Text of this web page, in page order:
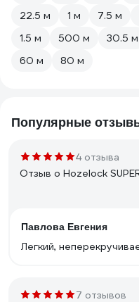
22.5 м
1 м 7.5 м
1.5 м
500 м 30.5 м
60 м
80 м
Популярные
4 отзыва
Отзыв о Hozelock
Павлова Евгения
Легкий,
7 отзывов